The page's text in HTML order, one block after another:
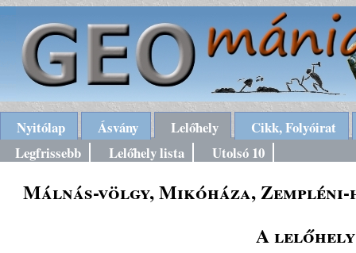
Nyitólap Ásvány Lelőhely
Cikk, Folyóirat
Legfrissebb
Lelőhely lista Utolsó 10
Málnás-völgy, Mikóháza, Zempléni-
A lelőhely